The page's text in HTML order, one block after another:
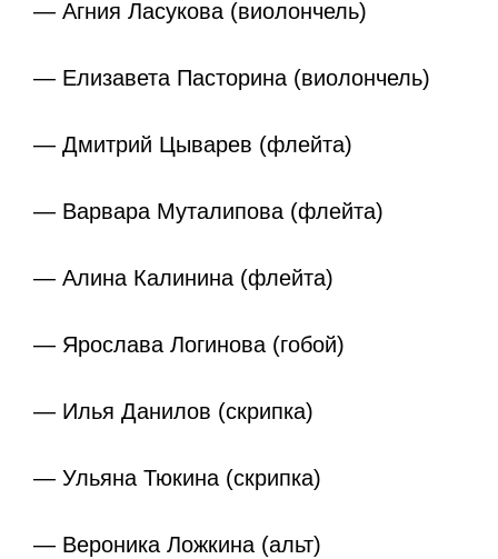
— Агния Ласукова (виолончель)
— Елизавета Пасторина (виолончель)
— Дмитрий Цыварев (флейта)
— Варвара Муталипова (флейта)
— Алина Калинина (флейта)
— Ярослава Логинова (гобой)
— Илья Данилов (скрипка)
— Ульяна Тюкина (скрипка)
— Вероника Ложкина (альт)